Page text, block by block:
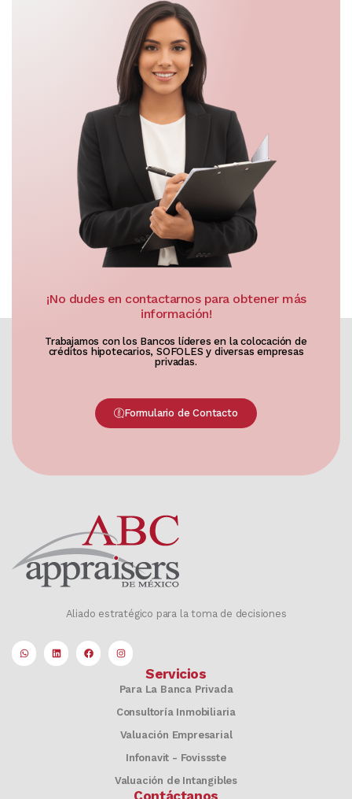
¡No dudes en contactarnos para obtener más
información!
Trabajamos con los Bancos líderes en la colocación de
créditos hipotecarios, SOFOLES y diversas empresas
privadas.
Formulario de Contacto
Aliado estratégico para la toma de decisiones
Servicios
Para La Banca Privada
Consultoría Inmobiliaria
Valuación Empresarial
Infonavit - Fovissste
Valuación de Intangibles
Contáctanos